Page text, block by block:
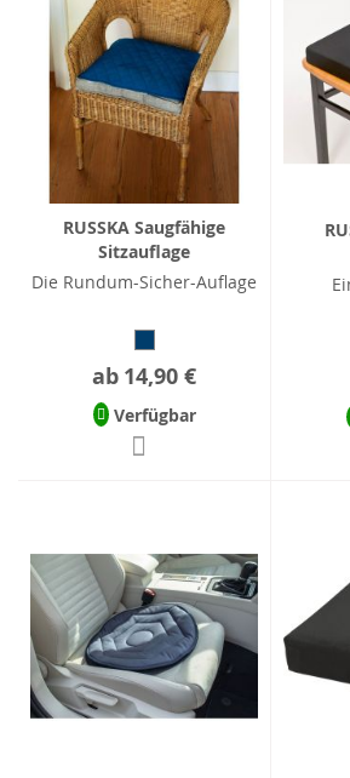
RUSSKA Saugfähige
Sitzauflage
Die Rundum-Sicher-Auflage
ab 14,90 €
Verfügbar